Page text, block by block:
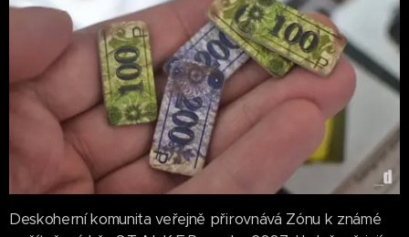
Deskoherní komunita veřejně přirovnává Zónu k známé